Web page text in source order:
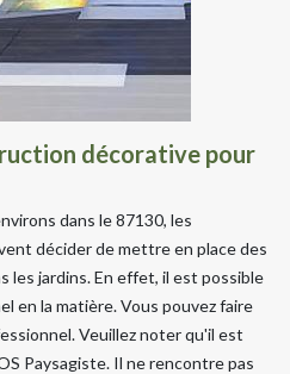
décorative pour
dans le 87130, les
décider de mettre en place des
les jardins. En effet, il est possible
en la matière. Vous pouvez faire
Veuillez noter qu'il est
Paysagiste. Il ne rencontre pas